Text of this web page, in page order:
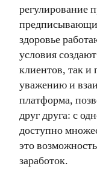
регулирование
здоровье
условия
клиентов, так и
уважению и
платформа,
друг друга: с
доступно
это
заработок.